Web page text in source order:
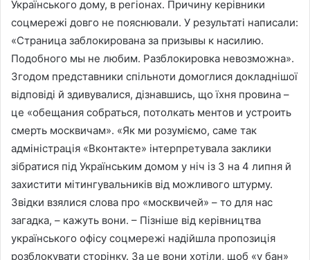
Українського дому, в регіонах. Причину керівники
соцмережі довго не пояснювали. У результаті написали:
«Страница заблокирована за призывы к насилию.
Подобного мы не любим. Разблокировка невозможна».
Згодом представники спільноти домоглися докладнішої
відповіді й здивувалися, дізнавшись, що їхня провина –
це «обещания собраться, потолкать ментов и устроить
смерть москвичам». «Як ми розуміємо, саме так
адміністрація «Вконтакте» інтерпретувала заклики
зібратися під Українським домом у ніч із 3 на 4 липня й
захистити мітингувальників від можливого штурму.
Звідки взялися слова про «москвичей» – то для нас
загадка, – кажуть вони. – Пізніше від керівництва
українського офісу соцмережі надійшла пропозиція
розблокувати сторінку. За це вони хотіли, щоб «у бан»